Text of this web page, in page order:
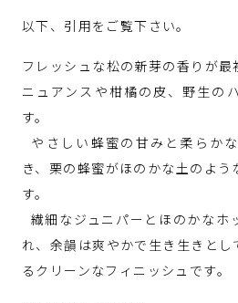
以下、引用をご覧下さい。
フレッシュな松の新芽の香りが
ニュアンスや柑橘の皮、野生の
す。
やさしい蜂蜜の甘みと柔らか
き、栗の蜂蜜がほのかな土のよ
す。
繊細なジュニパーとほのかなホ
れ、余韻は爽やかで生き生きと
るクリーンなフィニッシュです。